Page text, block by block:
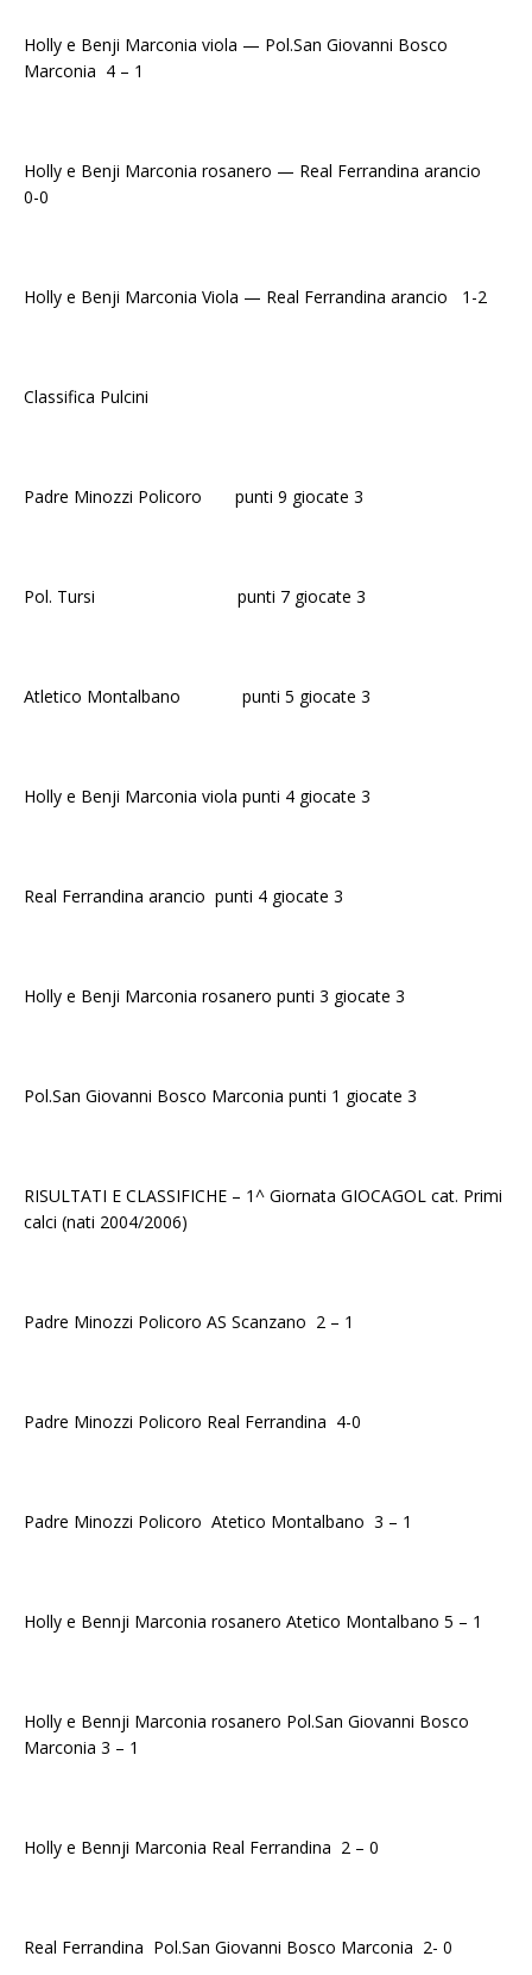
Holly e Benji Marconia viola — Pol.San Giovanni Bosco
Marconia 4 – 1
Holly e Benji Marconia rosanero — Real Ferrandina arancio
0-0
Holly e Benji Marconia Viola — Real Ferrandina arancio 1-2
Classifica Pulcini
Padre Minozzi Policoro punti 9 giocate 3
Pol. Tursi punti 7 giocate 3
Atletico Montalbano punti 5 giocate 3
Holly e Benji Marconia viola punti 4 giocate 3
Real Ferrandina arancio punti 4 giocate 3
Holly e Benji Marconia rosanero punti 3 giocate 3
Pol.San Giovanni Bosco Marconia punti 1 giocate 3
RISULTATI E CLASSIFICHE – 1^ Giornata GIOCAGOL cat. Primi
calci (nati 2004/2006)
Padre Minozzi Policoro AS Scanzano 2 – 1
Padre Minozzi Policoro Real Ferrandina 4-0
Padre Minozzi Policoro Atetico Montalbano 3 – 1
Holly e Bennji Marconia rosanero Atetico Montalbano 5 – 1
Holly e Bennji Marconia rosanero Pol.San Giovanni Bosco
Marconia 3 – 1
Holly e Bennji Marconia Real Ferrandina 2 – 0
Real Ferrandina Pol.San Giovanni Bosco Marconia 2- 0